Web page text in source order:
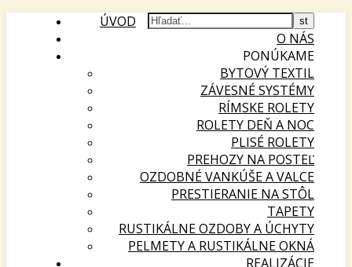
ÚVOD
O NÁS
PONÚKAME
BYTOVÝ TEXTIL
ZÁVESNÉ SYSTÉMY
RÍMSKE ROLETY
ROLETY DEŇ A NOC
PLISÉ ROLETY
PREHOZY NA POSTEĽ
OZDOBNÉ VANKÚŠE A VALCE
PRESTIERANIE NA STÔL
TAPETY
RUSTIKÁLNE OZDOBY A ÚCHYTY
PELMETY A RUSTIKÁLNE OKNÁ
REALIZÁCIE